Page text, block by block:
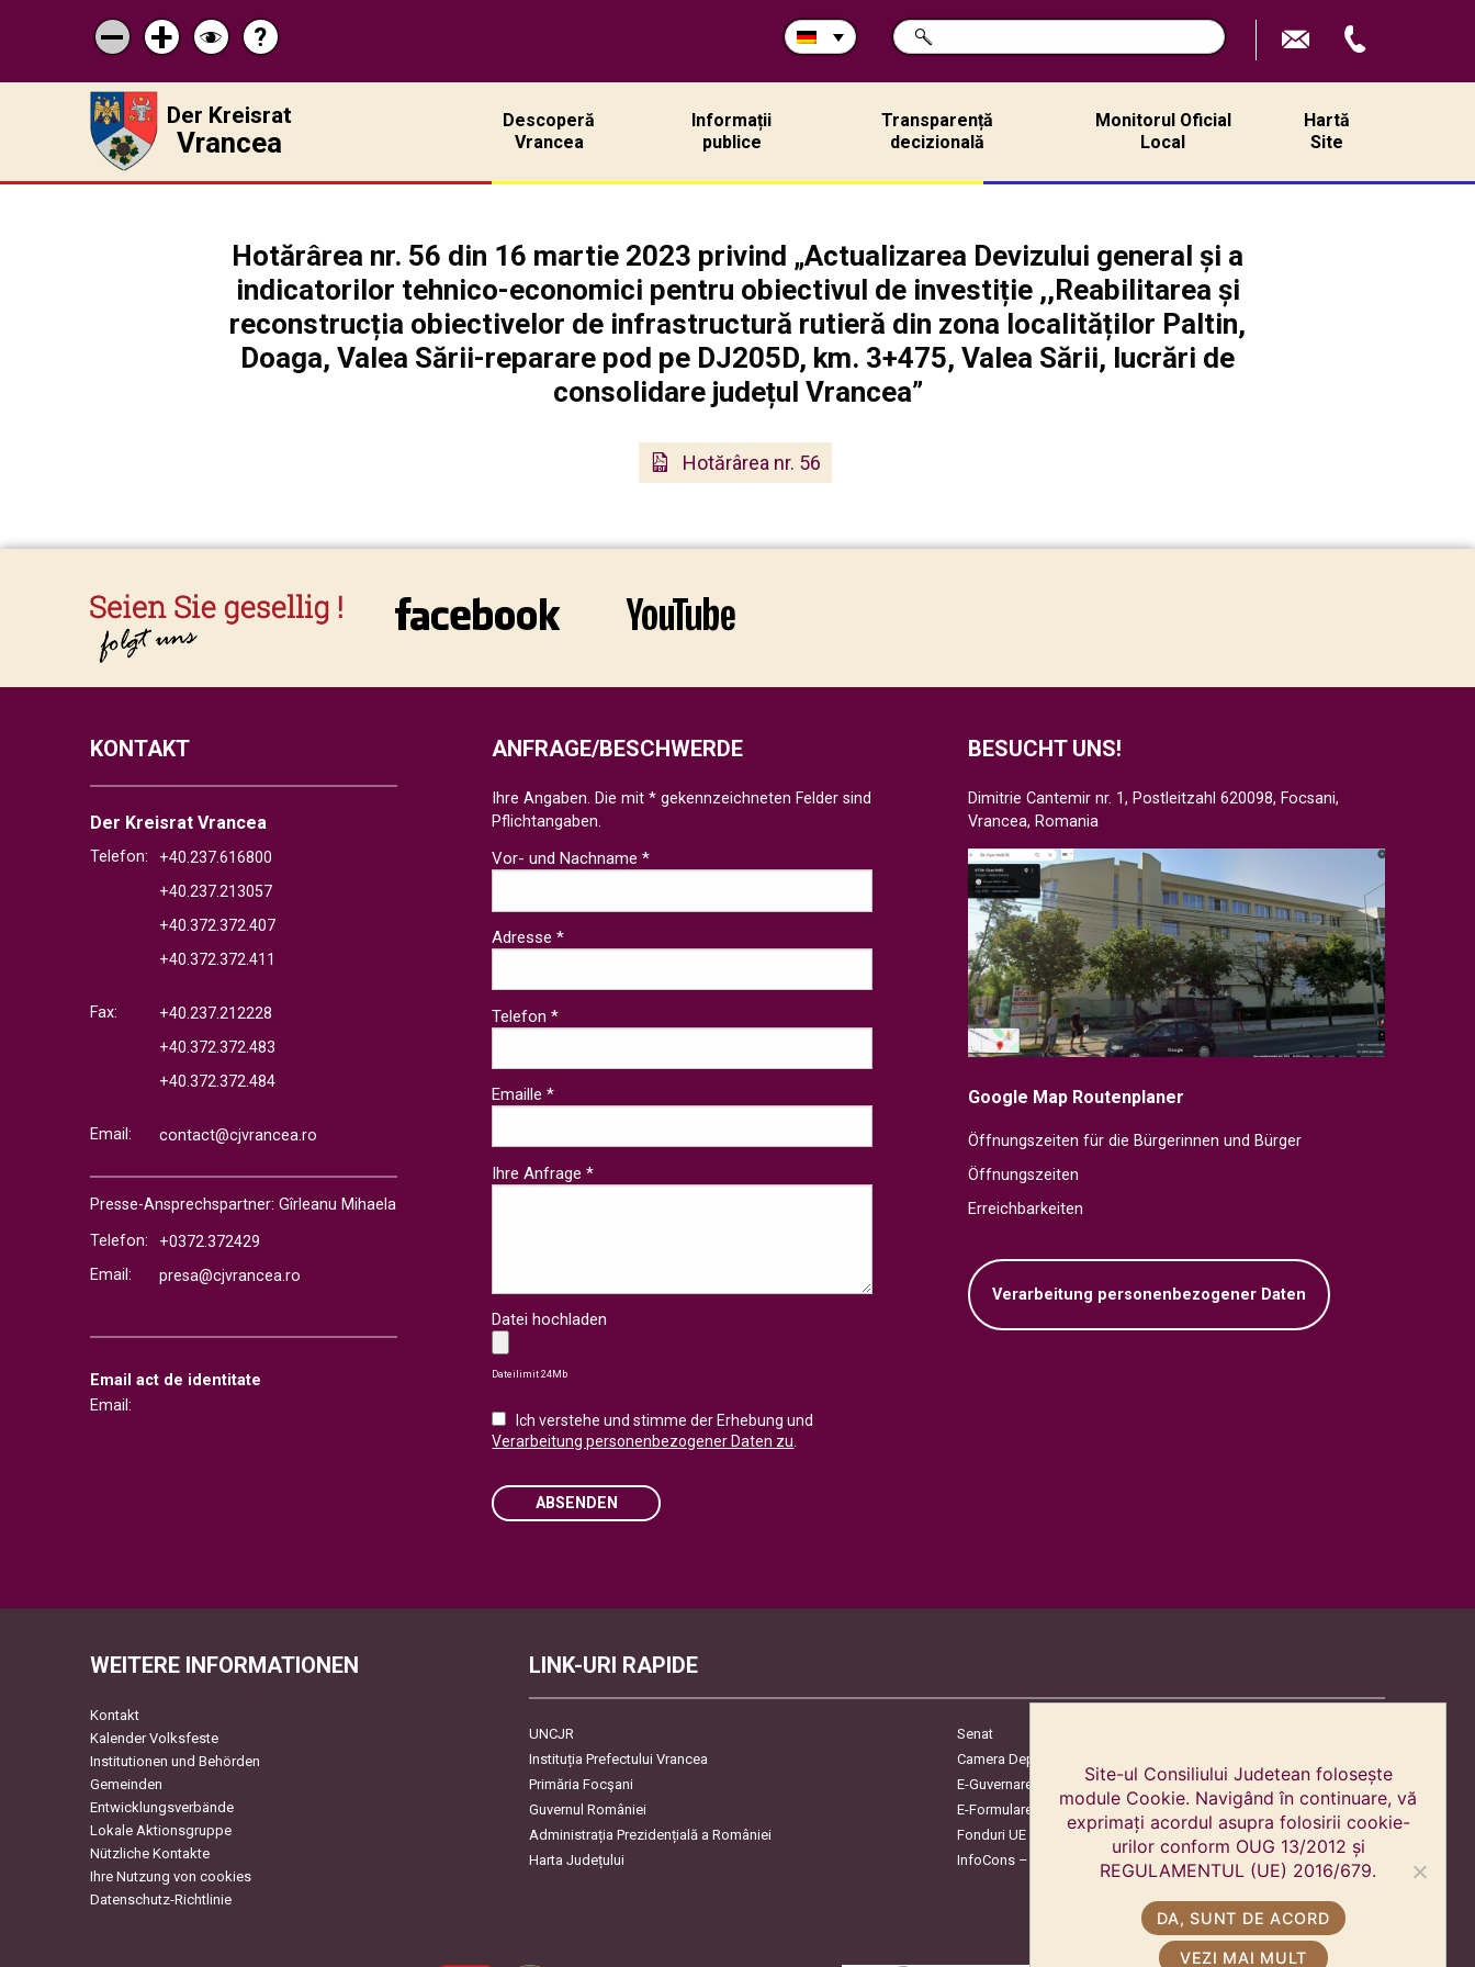
Micșorează
scrisul
Mărește
scrisul
Schimbă
contrastul
Pagina
de
ajutor
?
Durchsuchen
Sie
SUCHE
Der Kreisrat
Vrancea
Descoperă
Vrancea
Informații
publice
Transparență
decizională
Monitorul Oficial
Local
Hartă
Site
Hotărârea nr. 56 din 16 martie 2023 privind „Actualizarea Devizului general și a
indicatorilor tehnico-economici pentru obiectivul de investiție ,,Reabilitarea și
reconstrucția obiectivelor de infrastructură rutieră din zona localităților Paltin,
Doaga, Valea Sării-reparare pod pe DJ205D, km. 3+475, Valea Sării, lucrări de
consolidare județul Vrancea”
Hotărârea nr. 56
KONTAKT
Der Kreisrat Vrancea
Telefon:
+40.237.616800
+40.237.213057
+40.372.372.407
+40.372.372.411
Fax:
+40.237.212228
+40.372.372.483
+40.372.372.484
Email: contact@cjvrancea.ro
Presse-Ansprechspartner: Gîrleanu Mihaela
Telefon:
+0372.372429
Email:
presa@cjvrancea.ro
Email act de identitate
Email:
BESUCHT UNS!
Dimitrie Cantemir nr. 1, Postleitzahl 620098, Focsani,
Vrancea, Romania
Google Map Routenplaner
Öffnungszeiten für die Bürgerinnen und Bürger
Öffnungszeiten
Erreichbarkeiten
Verarbeitung personenbezogener Daten
ANFRAGE/BESCHWERDE
Ihre Angaben. Die mit * gekennzeichneten Felder sind
Pflichtangaben.
Vor- und Nachname *
Adresse *
Telefon *
Emaille *
Ihre Anfrage *
Datei hochladen
Dateilimit 24Mb
Ich verstehe und stimme der Erhebung und
Verarbeitung personenbezogener Daten zu.
ABSENDEN
WEITERE INFORMATIONEN
Kontakt
Kalender Volksfeste
Institutionen und Behörden
Gemeinden
Entwicklungsverbände
Lokale Aktionsgruppe
Nützliche Kontakte
Ihre Nutzung von cookies
Datenschutz-Richtlinie
LINK-URI RAPIDE
UNCJR
Senat
Instituția Prefectului Vrancea
Camera Deputaților
Primăria Focşani
E-Guvernare
Guvernul României
E-Formulare
Administrația Prezidențială a României
Fonduri UE
Harta Județului
InfoCons – Protecția Consumatorilor
Site-ul Consiliului Judetean folosește
module Cookie. Navigând în continuare, vă
exprimați acordul asupra folosirii cookie-
urilor conform OUG 13/2012 și
REGULAMENTUL (UE) 2016/679.
DA, SUNT DE ACORD
VEZI MAI MULT